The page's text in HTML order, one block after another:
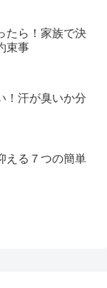
たら！家族で決
束事
！汗が臭いか分
える７つの簡単